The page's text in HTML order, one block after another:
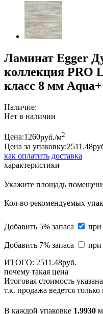
Ламинат Egger
коллекция PRO
класс 8 мм
Наличие:
Нет в наличии
Цена:1260руб./м2
Цена за упаковку:2511.48
как оплатить доставка
характеристики
Укажите площадь
Кол-во рекомендуемых
Добавить 5% запаса при
Добавить 7% запаса
при
ИТОГО: 2511.48руб.
почему такая цена
Итоговая стоимость
т.к. продажа ведется
В каждой упаковке 1.9930 м